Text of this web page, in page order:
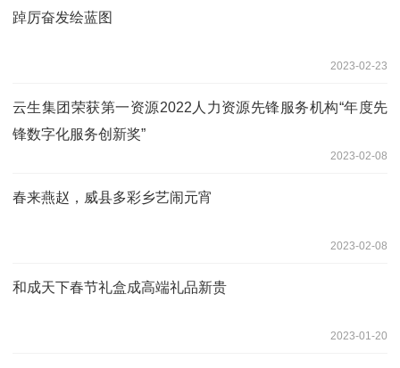
踔厉奋发绘蓝图
2023-02-23
云生集团荣获第一资源2022人力资源先锋服务机构“年度先
锋数字化服务创新奖”
2023-02-08
春来燕赵，威县多彩乡艺闹元宵
2023-02-08
和成天下春节礼盒成高端礼品新贵
2023-01-20